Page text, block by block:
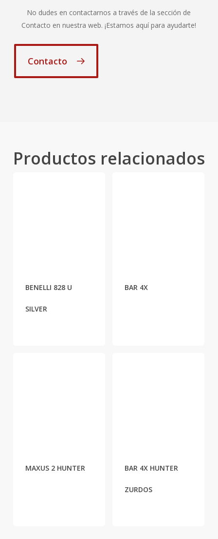
No dudes en contactarnos a través de la sección de
Contacto en nuestra web. ¡Estamos aquí para ayudarte!
Contacto
Productos relacionados
BENELLI 828 U
SILVER
BAR 4X
MAXUS 2 HUNTER BAR 4X HUNTER
ZURDOS